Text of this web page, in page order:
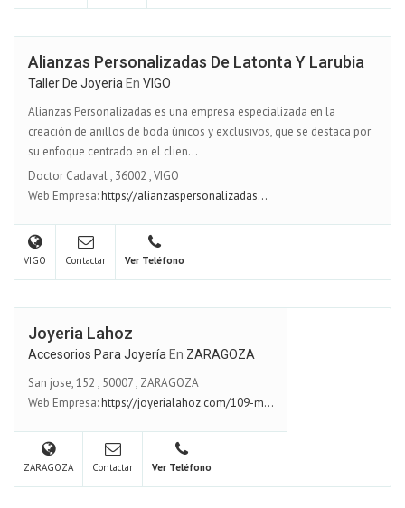
Alianzas Personalizadas De Latonta Y Larubia
Taller De Joyeria En VIGO
Alianzas Personalizadas es una empresa especializada en la
creación de anillos de boda únicos y exclusivos, que se destaca por
su enfoque centrado en el clien...
Doctor Cadaval, 36002 ,VIGO
Web Empresa:https://alianzaspersonalizadas...
VIGO Contactar Ver Teléfono
Joyeria Lahoz
Accesorios Para Joyería En ZARAGOZA
San jose, 152 , 50007, ZARAGOZA
Web Empresa:https://joyerialahoz.com/109-m...
ZARAGOZA Contactar Ver Teléfono